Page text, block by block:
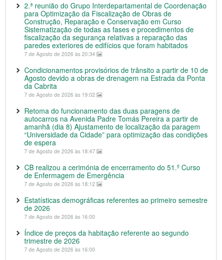
2.ª reunião do Grupo Interdepartamental de Coordenação
para Optimização da Fiscalização de Obras de
Construção, Reparação e Conservação em Curso
Sistematização de todas as fases e procedimentos de
fiscalização da segurança relativas a reparação das
paredes exteriores de edifícios que foram habitados
7 de Agosto de 2026 às 20:34
Condicionamentos provisórios de trânsito a partir de 10 de
Agosto devido a obras de drenagem na Estrada da Ponta
da Cabrita
7 de Agosto de 2026 às 19:02
Retoma do funcionamento das duas paragens de
autocarros na Avenida Padre Tomás Pereira a partir de
amanhã (dia 8) Ajustamento de localização da paragem
“Universidade da Cidade” para optimização das condições
de espera
7 de Agosto de 2026 às 18:47
CB realizou a cerimónia de encerramento do 51.º Curso
de Enfermagem de Emergência
7 de Agosto de 2026 às 18:12
Estatísticas demográficas referentes ao primeiro semestre
de 2026
7 de Agosto de 2026 às 16:00
Índice de preços da habitação referente ao segundo
trimestre de 2026
7 de Agosto de 2026 às 16:00